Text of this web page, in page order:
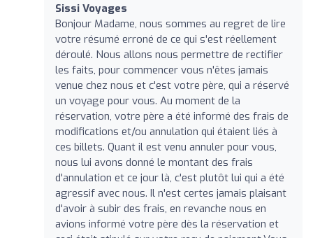
Sissi Voyages
Bonjour Madame, nous sommes au regret de lire
votre résumé erroné de ce qui s'est réellement
déroulé. Nous allons nous permettre de rectifier
les faits, pour commencer vous n'êtes jamais
venue chez nous et c'est votre père, qui a réservé
un voyage pour vous. Au moment de la
réservation, votre père a été informé des frais de
modifications et/ou annulation qui étaient liés à
ces billets. Quant il est venu annuler pour vous,
nous lui avons donné le montant des frais
d'annulation et ce jour là, c'est plutôt lui qui a été
agressif avec nous. Il n'est certes jamais plaisant
d'avoir à subir des frais, en revanche nous en
avions informé votre père dès la réservation et